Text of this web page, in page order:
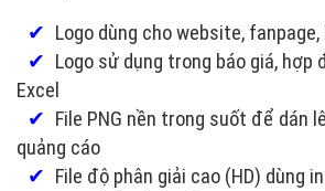
✔ Logo dùng cho website,
✔ Logo sử dụng trong báo giá, hợp
Excel
✔ File PNG nền trong suốt để dán
quảng cáo
✔ File độ phân giải cao (HD) dùng